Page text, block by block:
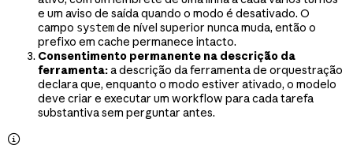
e um aviso de saída quando o modo é desativado. O
campo systemde nível superior nunca muda, então o
prefixo em cache permanece intacto.
Consentimento permanente na descrição da
ferramenta:a descrição da ferramenta de orquestração
declara que, enquanto o modo estiver ativado, o modelo
deve criar e executar um workflow para cada tarefa
substantiva sem perguntar antes.
